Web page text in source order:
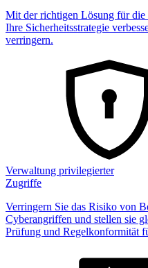
Mit der richtigen Lösung für
Ihre Sicherheitsstrategie
verringern.
Verwaltung privilegierter
Zugriffe
Verringern Sie das Risiko von
Cyberangriffen und stellen sie
Prüfung und Regelkonformität